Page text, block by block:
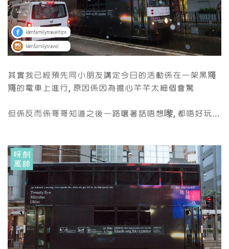
其實我已經預先同小朋友講定今日的活動係在一架黑鼆
鼆的電車上進行, 原因係因為擔心芊芊太細個會驚
但係反而係哥哥知道之後一路嚷著話唔想嚟, 都唔好玩...